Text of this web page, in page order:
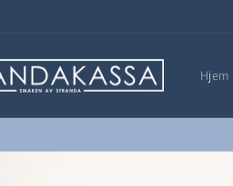
Hjem